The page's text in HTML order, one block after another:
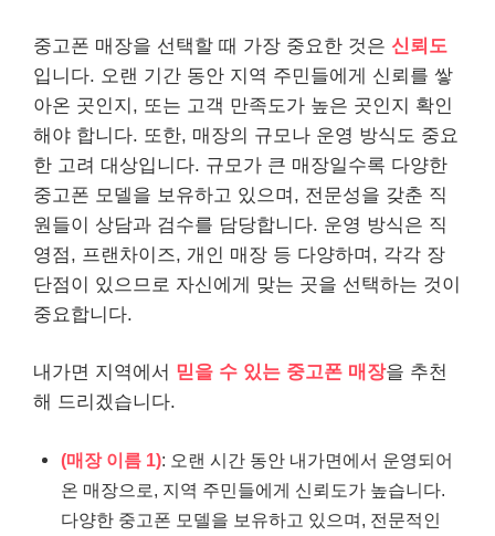
중고폰 매장을 선택할 때 가장 중요한 것은 신뢰도
입니다. 오랜 기간 동안 지역 주민들에게 신뢰를 쌓
아온 곳인지, 또는 고객 만족도가 높은 곳인지 확인
해야 합니다. 또한, 매장의 규모나 운영 방식도 중요
한 고려 대상입니다. 규모가 큰 매장일수록 다양한
중고폰 모델을 보유하고 있으며, 전문성을 갖춘 직
원들이 상담과 검수를 담당합니다. 운영 방식은 직
영점, 프랜차이즈, 개인 매장 등 다양하며, 각각 장
단점이 있으므로 자신에게 맞는 곳을 선택하는 것이
중요합니다.
내가면 지역에서 믿을 수 있는 중고폰 매장을 추천
해 드리겠습니다.
(매장 이름 1): 오랜 시간 동안 내가면에서 운영되어
온 매장으로, 지역 주민들에게 신뢰도가 높습니다.
다양한 중고폰 모델을 보유하고 있으며, 전문적인